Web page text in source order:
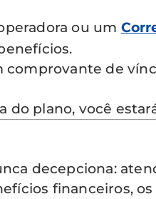
ou um
comprovante de
do plano, você
decepciona:
financeiros,